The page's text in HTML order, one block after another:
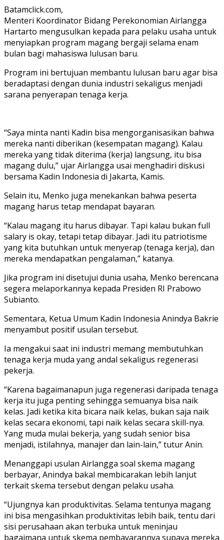
Batamclick.com,
Menteri Koordinator Bidang Perekonomian Airlangga
Hartarto mengusulkan kepada para pelaku usaha untuk
menyiapkan program magang bergaji selama enam
bulan bagi mahasiswa lulusan baru.
Program ini bertujuan membantu lulusan baru agar bisa
beradaptasi dengan dunia industri sekaligus menjadi
sarana penyerapan tenaga kerja.
“Saya minta nanti Kadin bisa mengorganisasikan bahwa
mereka nanti diberikan (kesempatan magang). Kalau
mereka yang tidak diterima (kerja) langsung, itu bisa
magang dulu,” ujar Airlangga usai menghadiri diskusi
bersama Kadin Indonesia di Jakarta, Kamis.
Selain itu, Menko juga menekankan bahwa peserta
magang harus tetap mendapat bayaran.
“Kalau magang itu harus dibayar. Tapi kalau bukan full
salary is okay, tetapi tetap dibayar. Jadi itu patriotisme
yang kita butuhkan untuk menyerap (tenaga kerja), dan
mereka mendapatkan pengalaman,” katanya.
Jika program ini disetujui dunia usaha, Menko berencana
segera melaporkannya kepada Presiden RI Prabowo
Subianto.
Sementara, Ketua Umum Kadin Indonesia Anindya Bakrie
menyambut positif usulan tersebut.
Ia mengakui saat ini industri memang membutuhkan
tenaga kerja muda yang andal sekaligus regenerasi
pekerja.
“Karena bagaimanapun juga regenerasi daripada tenaga
kerja itu juga penting sehingga semuanya bisa naik
kelas. Jadi ketika kita bicara naik kelas, bukan saja naik
kelas secara ekonomi, tapi naik kelas secara skill-nya.
Yang muda mulai bekerja, yang sudah senior bisa
menjadi, istilahnya, manajer dan lain-lain,” tutur Anin.
Menanggapi usulan Airlangga soal skema magang
berbayar, Anindya bakal membicarakan lebih lanjut
terkait skema tersebut dengan pelaku usaha.
“Ujungnya kan produktivitas. Selama tentunya magang
ini bisa mengasihkan produktivitas lebih baik, tentu dari
sisi perusahaan akan terbuka untuk meninjau
bagaimana untuk skema pembayarannya supaya mereka